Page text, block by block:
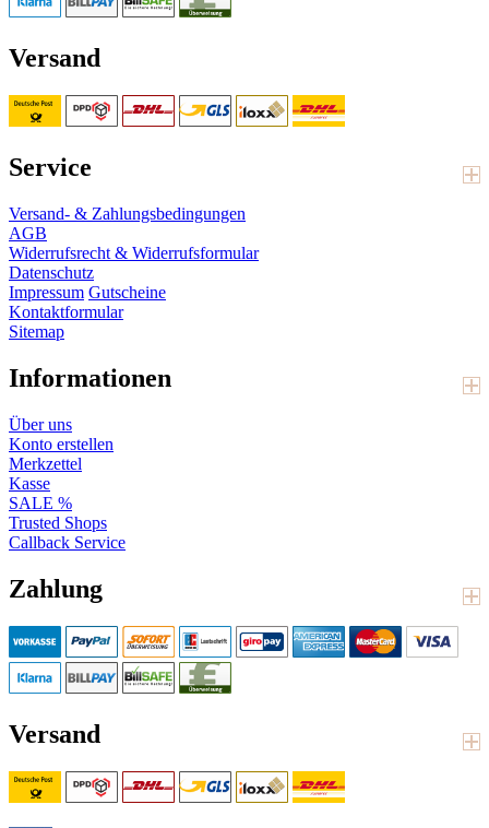
Versand
Service
Versand- & Zahlungsbedingungen
AGB
Widerrufsrecht & Widerrufsformular
Datenschutz
Impressum Gutscheine
Kontaktformular
Sitemap
Informationen
Über uns
Konto erstellen
Merkzettel
Kasse
SALE %
Trusted Shops
Callback Service
Zahlung
Versand